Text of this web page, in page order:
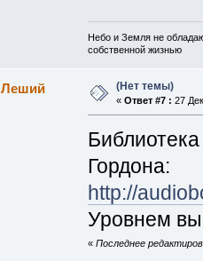
Небо и Земля не
собственной жизнью
(Нет темы)
« Ответ #7 : 27
Гордона:
http://
Уровнем
« Последнее